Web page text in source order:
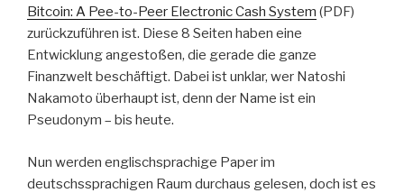
Bitcoin: A Pee-to-Peer Electronic Cash System (PDF)
zurückzuführen ist. Diese 8 Seiten haben eine
Entwicklung angestoßen, die gerade die ganze
Finanzwelt beschäftigt. Dabei ist unklar, wer Natoshi
Nakamoto überhaupt ist, denn der Name ist ein
Pseudonym – bis heute.
Nun werden englischsprachige Paper im
deutschssprachigen Raum durchaus gelesen, doch ist es